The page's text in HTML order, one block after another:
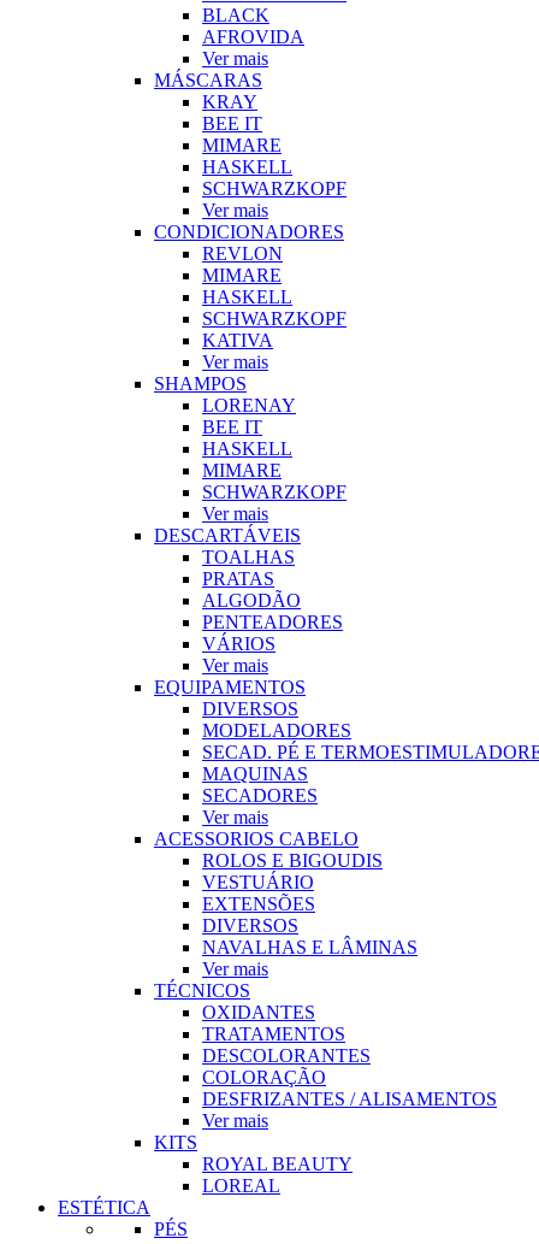
BLACK
AFROVIDA
Ver mais
MÁSCARAS
KRAY
BEE IT
MIMARE
HASKELL
SCHWARZKOPF
Ver mais
CONDICIONADORES
REVLON
MIMARE
HASKELL
SCHWARZKOPF
KATIVA
Ver mais
SHAMPOS
LORENAY
BEE IT
HASKELL
MIMARE
SCHWARZKOPF
Ver mais
DESCARTÁVEIS
TOALHAS
PRATAS
ALGODÃO
PENTEADORES
VÁRIOS
Ver mais
EQUIPAMENTOS
DIVERSOS
MODELADORES
SECAD. PÉ E
MAQUINAS
SECADORES
Ver mais
ACESSORIOS CABELO
ROLOS E BIGOUDIS
VESTUÁRIO
EXTENSÕES
DIVERSOS
NAVALHAS E LÂMINAS
Ver mais
TÉCNICOS
OXIDANTES
TRATAMENTOS
DESCOLORANTES
COLORAÇÃO
DESFRIZANTES / ALISAMENTOS
Ver mais
KITS
ROYAL BEAUTY
LOREAL
ESTÉTICA
PÉS